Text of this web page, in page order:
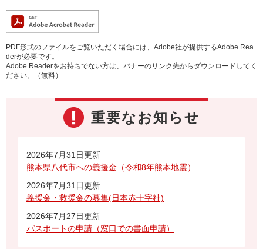
PDF形式のファイルをご覧いただく場合には、Adobe社が提供するAdobe Rea
derが必要です。
Adobe Readerをお持ちでない方は、バナーのリンク先からダウンロードしてく
ださい。（無料）
重要なお知らせ
2026年7月31日更新
熊本県八代市への義援金（令和8年熊本地震）
2026年7月31日更新
義援金・救援金の募集(日本赤十字社)
2026年7月27日更新
パスポートの申請（窓口での書面申請）